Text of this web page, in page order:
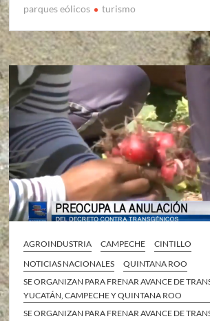
parques eólicos
turismo
AGROINDUSTRIA CAMPECHE
CINTILLO
NOTICIAS NACIONALES
QUINTANA ROO
SE ORGANIZAN PARA FRENAR AVANCE DE
YUCATÁN, CAMPECHE Y QUINTANA ROO
SE ORGANIZAN PARA FRENAR AVANCE DE